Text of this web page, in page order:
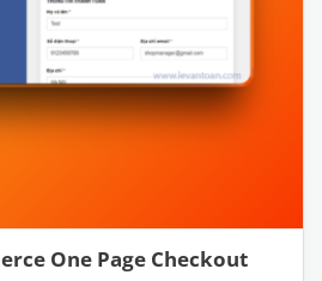
One Page Checkout